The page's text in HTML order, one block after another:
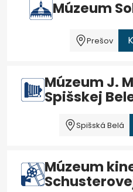
Múzeum
Prešov
Múzeum J.
Spišskej
Spišská Belá
Múzeum